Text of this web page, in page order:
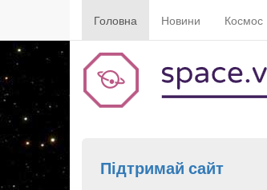
Головна Новини Космос
Підтримай сайт